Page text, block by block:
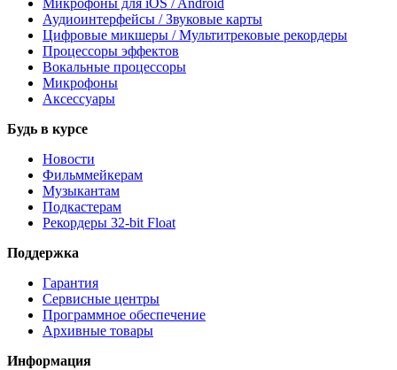
Микрофоны для iOS / Android
Аудиоинтерфейсы / Звуковые карты
Цифровые микшеры / Мультитрековые рекордеры
Процессоры эффектов
Вокальные процессоры
Микрофоны
Аксессуары
Будь в курсе
Новости
Фильммейкерам
Музыкантам
Подкастерам
Рекордеры 32‑bit Float
Поддержка
Гарантия
Сервисные центры
Программное обеспечение
Архивные товары
Информация